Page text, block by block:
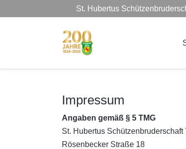
St. Hubertus
Impressum
Angaben gemäß § 5 TMG
St. Hubertus Schützenbruderschaft
Rösenbecker Straße 18